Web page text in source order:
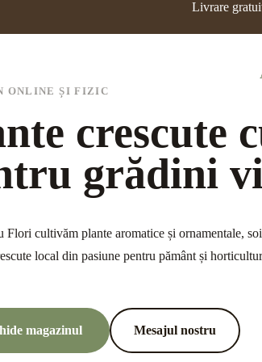
Livrare
ONLINE ȘI FIZIC
crescute
grădini
Flori cultivăm plante aromatice și ornamentale,
local din pasiune pentru pământ și
magazinul Mesajul nostru